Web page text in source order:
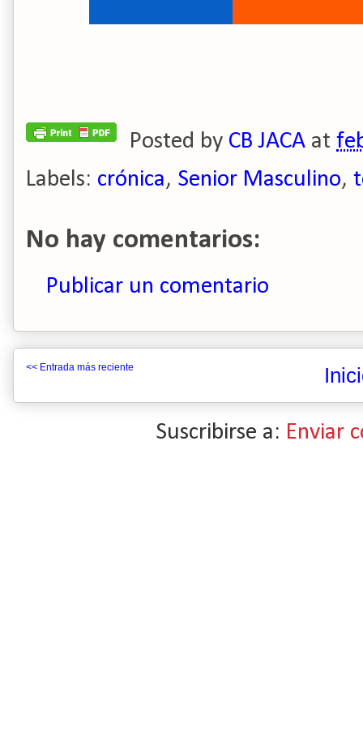
Posted by CB JACA at
Labels: crónica, Senior Masculino,
No hay comentarios:
Publicar un comentario
<< Entrada más reciente
Suscribirse a: Enviar